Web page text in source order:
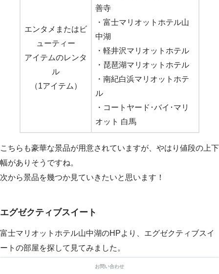
エンタメまたはビ
ューティー
アイテムのレンタ
ル
（1アイテム）
善寺
・富士マリオットホテル山
中湖
・軽井沢マリオットホテル
・琵琶湖マリオットホテル
・南紀白浜マリオットホテ
ル
・コートヤード･バイ･マリ
オット 白馬
こちらも豪華な景品が用意されていますが、やはり値段の上下
幅がありそうですね。
次から景品を幾つか見ていきたいと思います！
エグゼクティブスイート
富士マリオットホテル山中湖のHPより、エグゼクティブスイ
ートの部屋を探して見てみました。
お問い合わせ